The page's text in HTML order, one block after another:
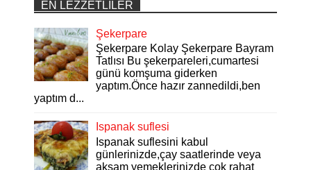
EN LEZZETLILER
Şekerpare
Şekerpare Kolay Şekerpare Bayram
Tatlısı Bu şekerpareleri,cumartesi
günü komşuma giderken
yaptım.Önce hazır zannedildi,ben
yaptım d...
Ispanak suflesi
Ispanak suflesini kabul
günlerinizde,çay saatlerinde veya
akşam yemeklerinizde çok rahat